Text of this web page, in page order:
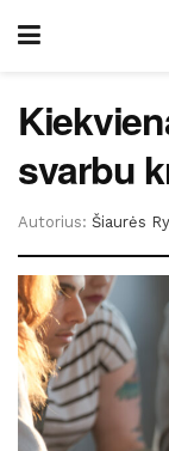
svarbu
Autorius: Šiaurės